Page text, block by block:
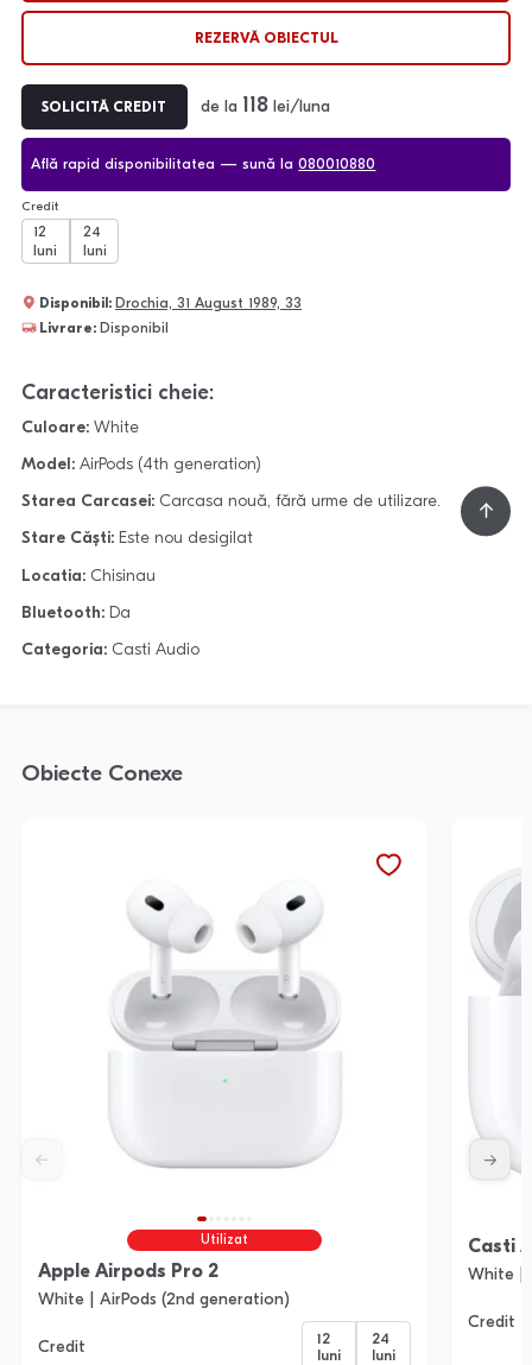
REZERVĂ OBIECTUL
SOLICITĂ CREDIT de la 118lei/luna
Află rapid disponibilitatea — sună la080010880
Credit
12
luni
24
luni
Disponibil: Drochia, 31 August 1989, 33
Livrare: Disponibil
Caracteristici cheie:
Culoare:White
Model:AirPods (4th generation)
Starea Carcasei:Carcasa nouă, fără urme de utilizare.
Stare Căști:Este nou desigilat
Locatia:Chisinau
Bluetooth:Da
Categoria:Casti Audio
Obiecte Conexe
Utilizat
Apple Airpods Pro 2
White | AirPods (2nd generation)
Credit
12
luni
24
luni
Casti
White |
Credit